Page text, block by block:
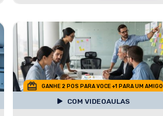
GANHE 2 POS PARA VOCE +1 PARA UM AMIGO
COM VIDEOAULAS